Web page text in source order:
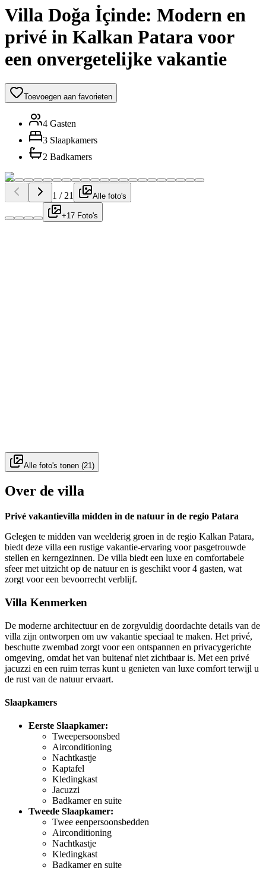
Villa Doğa İçinde: Modern en
privé in Kalkan Patara voor
een onvergetelijke vakantie
Toevoegen aan favorieten
4 Gasten
3 Slaapkamers
2 Badkamers
1 / 21 Alle foto's
+17 Foto's
Alle foto's tonen (21)
Over de villa
Privé vakantievilla midden in de natuur in de regio Patara
Gelegen te midden van weelderig groen in de regio Kalkan Patara,
biedt deze villa een rustige vakantie-ervaring voor pasgetrouwde
stellen en kerngezinnen. De villa biedt een luxe en comfortabele
sfeer met uitzicht op de natuur en is geschikt voor 4 gasten, wat
zorgt voor een bevoorrecht verblijf.
Villa Kenmerken
De moderne architectuur en de zorgvuldig doordachte details van de
villa zijn ontworpen om uw vakantie speciaal te maken. Het privé,
beschutte zwembad zorgt voor een ontspannen en privacygerichte
omgeving, omdat het van buitenaf niet zichtbaar is. Met een privé
jacuzzi en een ruim terras kunt u genieten van luxe comfort terwijl u
de rust van de natuur ervaart.
Slaapkamers
Eerste Slaapkamer:
Tweepersoonsbed
Airconditioning
Nachtkastje
Kaptafel
Kledingkast
Jacuzzi
Badkamer en suite
Tweede Slaapkamer:
Twee eenpersoonsbedden
Airconditioning
Nachtkastje
Kledingkast
Badkamer en suite